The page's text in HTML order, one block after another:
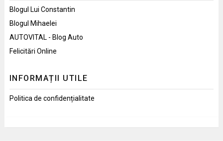
Blogul Lui Constantin
Blogul Mihaelei
AUTOVITAL - Blog Auto
Felicitări Online
INFORMAȚII UTILE
Politica de confidențialitate